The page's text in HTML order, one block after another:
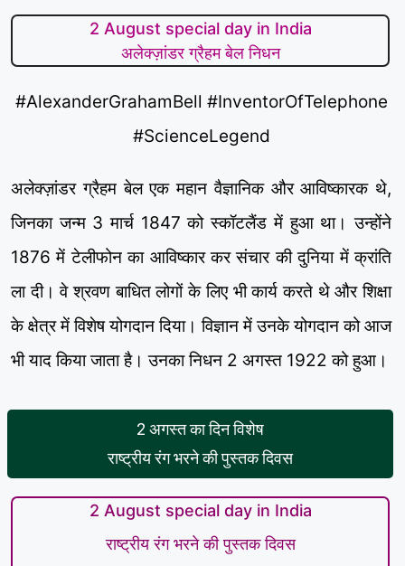
2 August special day in India
अलेक्ज़ांडर ग्रैहम बेल निधन
#AlexanderGrahamBell #InventorOfTelephone
#ScienceLegend
अलेक्ज़ांडर ग्रैहम बेल एक महान वैज्ञानिक और आविष्कारक थे,
जिनका जन्म 3 मार्च 1847 को स्कॉटलैंड में हुआ था। उन्होंने
1876 में टेलीफोन का आविष्कार कर संचार की दुनिया में क्रांति
ला दी। वे श्रवण बाधित लोगों के लिए भी कार्य करते थे और शिक्षा
के क्षेत्र में विशेष योगदान दिया। विज्ञान में उनके योगदान को आज
भी याद किया जाता है। उनका निधन 2 अगस्त 1922 को हुआ।
2 अगस्त का दिन विशेष
राष्ट्रीय रंग भरने की पुस्तक दिवस
2 August special day in India
राष्ट्रीय रंग भरने की पुस्तक दिवस